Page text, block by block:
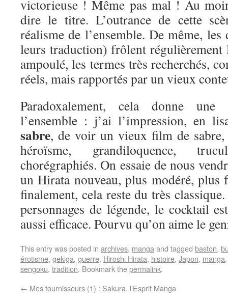
victorieuse ! Même pas mal ! Au
dire le titre. L’outrance de cette
réalisme de l’ensemble. De même,
leurs traduction) frôlent
ampoulé, les termes très recherchés,
réels, mais rapportés par un vieux
Paradoxalement, cela donne une
l’ensemble : j’ai l’impression, en
sabre, de voir un vieux film de sabre,
héroïsme, grandiloquence,
chorégraphiés. On essaie de nous
un Hirata nouveau, plus modéré, plus
finalement, cela reste du très
personnages de légende, le cocktail
aussi efficace. Pourvu qu’on aime le
This entry was posted in archives, manga and tagged baston,
érotisme, gekiga, guerre, Hiroshi Hirata, histoire, Japon, manga
sengoku, tradition. Bookmark thepermalink.
← Mes fournisseurs (1) : Sakura, l’Esprit Manga